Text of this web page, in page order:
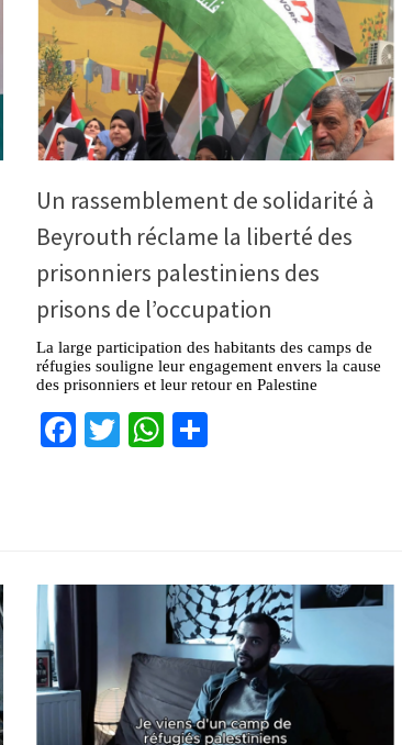
Un rassemblement de solidarité à
Beyrouth réclame la liberté des
prisonniers palestiniens des
prisons de l’occupation
La large participation des habitants des camps de
réfugies souligne leur engagement envers la cause
des prisonniers et leur retour en Palestine
Facebook
TwitterWhatsApp